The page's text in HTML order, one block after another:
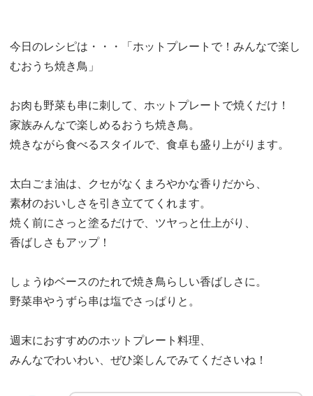
今日のレシピは・・・「ホットプレートで！みんなで楽し
むおうち焼き鳥」
お肉も野菜も串に刺して、ホットプレートで焼くだけ！
家族みんなで楽しめるおうち焼き鳥。
焼きながら食べるスタイルで、食卓も盛り上がります。
太白ごま油は、クセがなくまろやかな香りだから、
素材のおいしさを引き立ててくれます。
焼く前にさっと塗るだけで、ツヤっと仕上がり、
香ばしさもアップ！
しょうゆベースのたれで焼き鳥らしい香ばしさに。
野菜串やうずら串は塩でさっぱりと。
週末におすすめのホットプレート料理、
みんなでわいわい、ぜひ楽しんでみてくださいね！